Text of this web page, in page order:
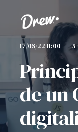
17/08/22 11:00 5
de un